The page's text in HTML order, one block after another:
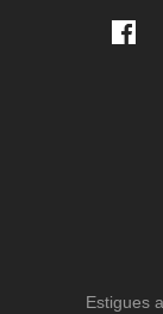
Estigues